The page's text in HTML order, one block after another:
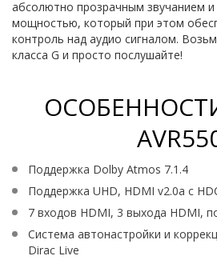
абсолютно прозрачным звучанием
мощностью, который при этом
контроль над аудио сигналом.
класса G и просто послушайте!
Поддержка Dolby Atmos 7.1.4
Поддержка UHD, HDMI v2.0a с
7 входов HDMI, 3 выхода HDMI,
Система автонастройки и
Dirac Live